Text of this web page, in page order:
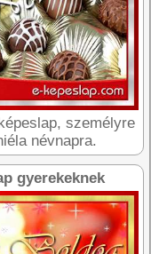
személyre
névnapra.
gyerekeknek